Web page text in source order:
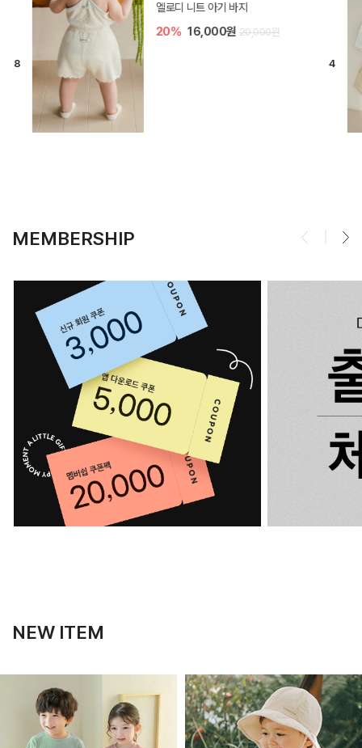
[SIZE ~6Y] 블룸 플리츠 쓰리피스
셋업
MEMBERSHIP
NEW ITEM